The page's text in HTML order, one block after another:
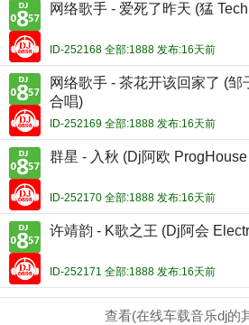
网络歌手 - 爱死了昨天 (猛
ID-252168 全部:1888 发布:16天前
网络歌手 - 茶花开该回家了 (
合唱)
ID-252169 全部:1888 发布:16天前
群星 - 入秋 (Dj阿欧
ID-252170 全部:1888 发布:16天前
许靖韵 - K歌之王 (Dj阿会
ID-252171 全部:1888 发布:16天前
查看(在线车载音乐dj的